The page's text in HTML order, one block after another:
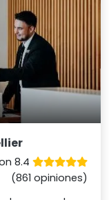
8.4
(861 opiniones)